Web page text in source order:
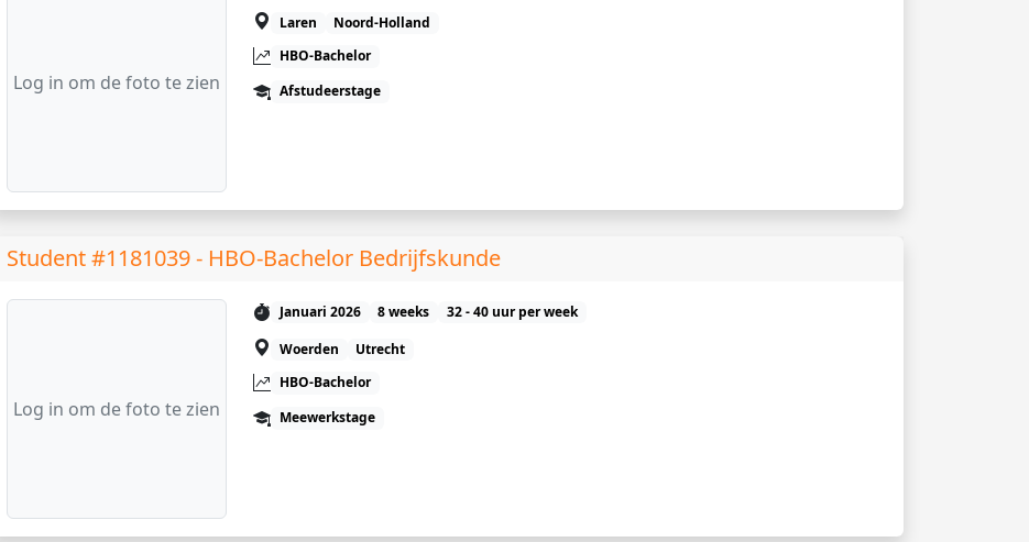
Log in om de foto te zien
Laren
Noord-Holland
HBO-Bachelor
Afstudeerstage
Student #1181039 - HBO-Bachelor Bedrijfskunde
Log in om de foto te zien
Januari 2026 8 weeks
32 - 40 uur per week
Woerden
Utrecht
HBO-Bachelor
Meewerkstage